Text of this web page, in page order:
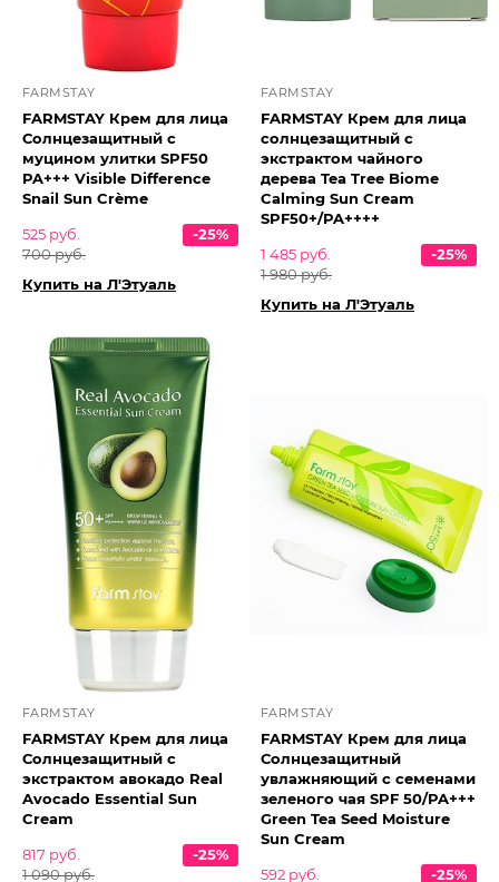
FARMSTAY
FARMSTAY Крем для лица
Солнцезащитный с
муцином улитки SPF50
PA+++ Visible Difference
Snail Sun Crème
525 руб.
700 руб.
-25%
Купить на Л'Этуаль
FARMSTAY
FARMSTAY Крем для лица
солнцезащитный с
экстрактом чайного
дерева Tea Tree Biome
Calming Sun Cream
SPF50+/PA++++
1 485 руб.
1 980 руб.
-25%
Купить на Л'Этуаль
FARMSTAY
FARMSTAY Крем для лица
Солнцезащитный с
экстрактом авокадо Real
Avocado Essential Sun
Cream
817 руб.
1 090 руб.
-25%
FARMSTAY
FARMSTAY Крем для лица
Солнцезащитный
увлажняющий с семенами
зеленого чая SPF 50/PA+++
Green Tea Seed Moisture
Sun Cream
592 руб.
-25%